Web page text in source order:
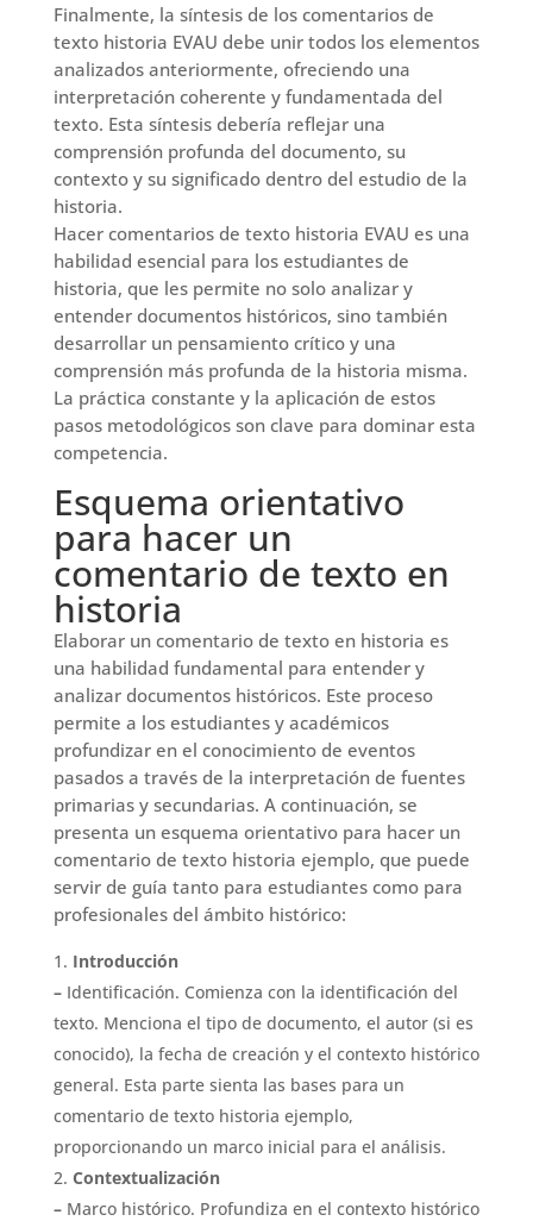
Finalmente, la síntesis de los comentarios de
texto historia EVAU debe unir todos los elementos
analizados anteriormente, ofreciendo una
interpretación coherente y fundamentada del
texto. Esta síntesis debería reflejar una
comprensión profunda del documento, su
contexto y su significado dentro del estudio de la
historia.
Hacer comentarios de texto historia EVAU es una
habilidad esencial para los estudiantes de
historia, que les permite no solo analizar y
entender documentos históricos, sino también
desarrollar un pensamiento crítico y una
comprensión más profunda de la historia misma.
La práctica constante y la aplicación de estos
pasos metodológicos son clave para dominar esta
competencia.
Esquema orientativo
para hacer un
comentario de texto en
historia
Elaborar un comentario de texto en historia es
una habilidad fundamental para entender y
analizar documentos históricos. Este proceso
permite a los estudiantes y académicos
profundizar en el conocimiento de eventos
pasados a través de la interpretación de fuentes
primarias y secundarias. A continuación, se
presenta un esquema orientativo para hacer un
comentario de texto historia ejemplo, que puede
servir de guía tanto para estudiantes como para
profesionales del ámbito histórico:
Introducción
– Identificación. Comienza con la identificación del
texto. Menciona el tipo de documento, el autor (si es
conocido), la fecha de creación y el contexto histórico
general. Esta parte sienta las bases para un
comentario de texto historia ejemplo,
proporcionando un marco inicial para el análisis.
Contextualización
– Marco histórico. Profundiza en el contexto histórico